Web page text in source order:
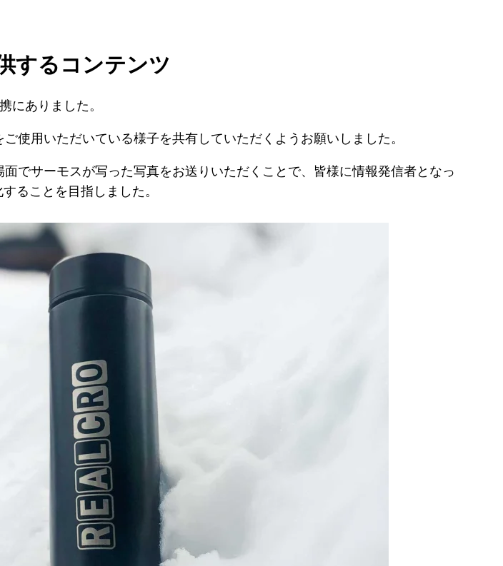
するコンテンツ
にありました。
使用いただいている様子を共有していただくようお願いしました。
でサーモスが写った写真をお送りいただくことで、皆様に情報発信者となっ
ることを目指しました。